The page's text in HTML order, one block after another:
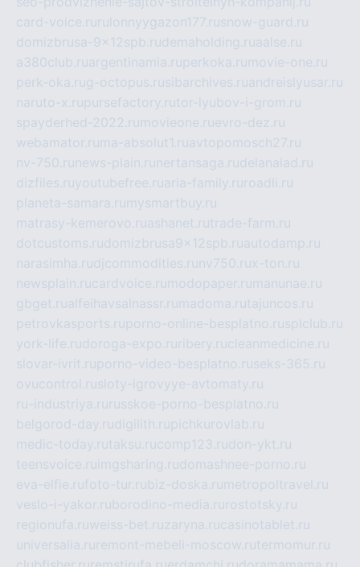
card-voice.ru rulonnyygazon177.rusnow-guard.ru
domizbrusa-9x12spb.rudemaholding.ruaalse.ru
a380club.ruargentinamia.ruperkoka.ru movie-one.ru
perk-oka.rug-octopus.rusibarchives.ruandreislyusar.ru
naruto-x.rupursefactory.rutor-lyubov-i-grom.ru
spayderhed-2022.ru movieone.ruevro-dez.ru
webamator.ru ma-absolut1.ruavtopomosch27.ru
nv-750.ru news-plain.ru nertansaga.rudelanalad.ru
dizfiles.ruyoutubefree.ruaria-family.ru roadli.ru
planeta-samara.ru mysmartbuy.ru
matrasy-kemerovo.ruashanet.rutrade-farm.ru
dotcustoms.rudomizbrusa9x12spb.ruautodamp.ru
narasimha.rudjcommodities.ru nv750.rux-ton.ru
newsplain.rucardvoice.ru modopaper.ru manunae.ru
gbget.rualfeihavsalnassr.ru madoma.rutajuncos.ru
petrovkasports.ruporno-online-besplatno.rusplclub.ru
york-life.rudoroga-expo.ru ribery.rucleanmedicine.ru
slovar-ivrit.ruporno-video-besplatno.ruseks-365.ru
ovucontrol.rusloty-igrovyye-avtomaty.ru
ru-industriya.ru russkoe-porno-besplatno.ru
belgorod-day.rudigilith.rupichkurovlab.ru
medic-today.rutaksu.rucomp123.rudon-ykt.ru
teensvoice.ru imgsharing.rudomashnee-porno.ru
eva-elfie.rufoto-tur.rubiz-doska.ru metropoltravel.ru
veslo-i-yakor.ruborodino-media.ru rostotsky.ru
regionufa.ruweiss-bet.ruzaryna.rucasinotablet.ru
universalia.ru remont-mebeli-moscow.rutermomur.ru